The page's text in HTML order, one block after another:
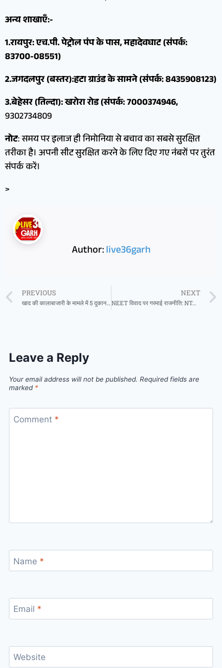
अन्य शाखाएँ:-
1.रायपुर: एच.पी. पेट्रोल पंप के पास, महादेवघाट (संपर्क:
83700-08551)
2.जगदलपुर (बस्तर):हटा ग्राउंड के सामने (संपर्क: 8435908123)
3.बेहेसर (तिल्दा): खरोरा रोड (संपर्क: 7000374946,
9302734809
नोट: समय पर इलाज ही निमोनिया से बचाव का सबसे सुरक्षित
तरीका है। अपनी सीट सुरक्षित करने के लिए दिए गए नंबरों पर तुरंत
संपर्क करें।
>
Author:live36garh
PREVIOUS
खाद की कालाबाजारी के मामले में 5 दुकानदारों को नोटिस
NEXT
NEET विवाद पर गरमाई राजनीति: NTA के ‘नो पेपर लीक’ दावों पर भड़का विपक्ष
Leave a Reply
Your email address will not be published. Required fields are
marked *
Comment *
Name *
Email *
Website